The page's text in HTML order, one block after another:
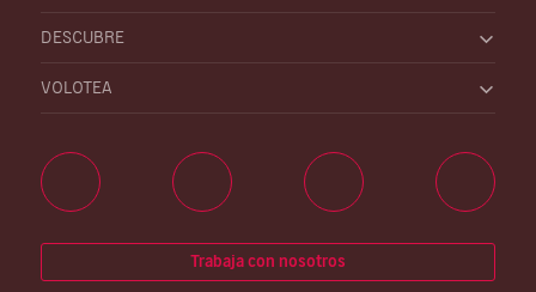
DESCUBRE
VOLOTEA
Trabaja con nosotros